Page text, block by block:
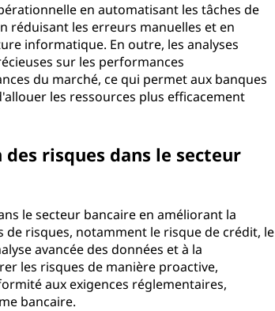
en automatisant les tâches de
réduisant les erreurs manuelles et en
informatique. En outre, les analyses
sur les performances
du marché, ce qui permet aux banques
les ressources plus efficacement
risques dans le secteur
le secteur bancaire en améliorant la
risques, notamment le risque de crédit, le
avancée des données et à la
les risques de manière proactive,
aux exigences réglementaires,
bancaire.